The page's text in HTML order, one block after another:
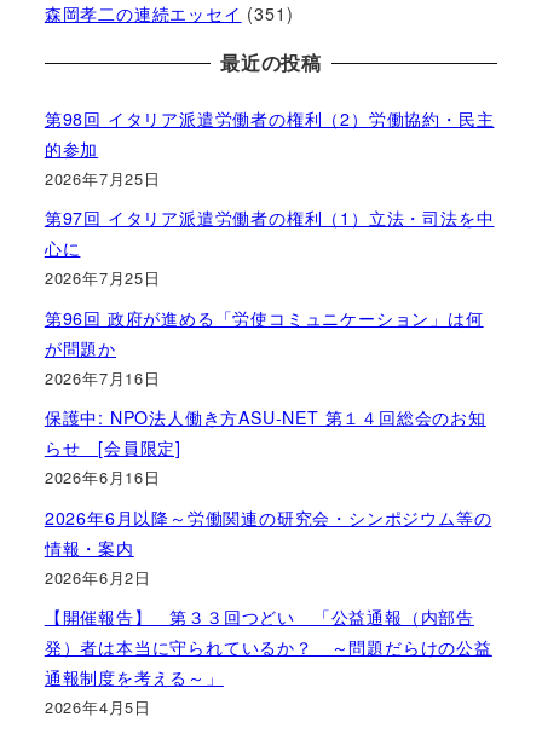
森岡孝二の連続エッセイ (351)
最近の投稿
第98回 イタリア派遣労働者の権利（2）労働協約・民主
的参加
2026年7月25日
第97回 イタリア派遣労働者の権利（1）立法・司法を中
心に
2026年7月25日
第96回 政府が進める「労使コミュニケーション」は何
が問題か
2026年7月16日
保護中: NPO法人働き方ASU-NET 第１４回総会のお知
らせ [会員限定]
2026年6月16日
2026年6月以降～労働関連の研究会・シンポジウム等の
情報・案内
2026年6月2日
【開催報告】 第３３回つどい 「公益通報（内部告
発）者は本当に守られているか？ ～問題だらけの公益
通報制度を考える～」
2026年4月5日